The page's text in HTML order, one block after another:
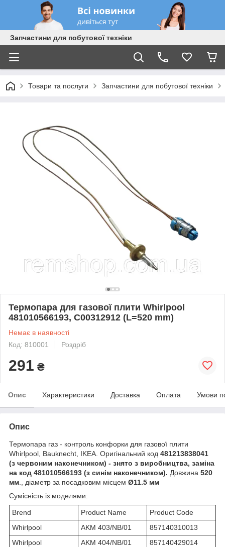
Запчастини для побутової техніки
Товари та послуги Запчастини для побутової техніки
Термопара для газової плити Whirlpool
481010566193, C00312912 (L=520 mm)
Немає в наявності
Код: 810001
Роздріб
291 ₴
Опис Характеристики Доставка Оплата Умови
Опис
Термопара газ - контроль конфорки для газової плити
Whirlpool, Bauknecht, IKEA. Оригінальний код 481213838041
(з червоним наконечником) - знято з виробництва, заміна
на код 481010566193 (з синім наконечником). Довжина 520
мм ., діаметр за посадковим місцем Ø11.5 мм
Сумісність із моделями:
Brend Product Name
Product Code
Whirlpool
AKM 403/NB/01
857140310013
Whirlpool
AKM 404/NB/01
857140429014